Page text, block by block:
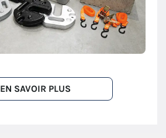
EN SAVOIR PLUS